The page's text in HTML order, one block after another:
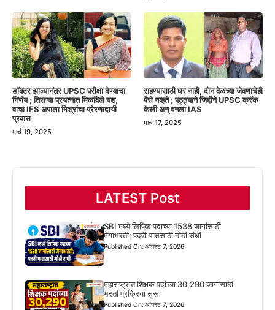
डॉक्टर झाल्यानंतर UPSC परीक्षा देण्याचा
निर्णय ; तिसऱ्या प्रयत्नात मिळविले यश,
वाचा IFS अपाला मिश्रांचा प्रेरणादायी
प्रवास
मार्च 19, 2025
राहण्यासाठी घर नाही, दोन वेळच्या जेवणाचेही
पैसे नव्हते ; पठ्ठ्याने जिद्दीने UPSC क्रॅक
केली अन् बनला IAS
मार्च 17, 2025
LATEST Post
SBI मध्ये लिपिक पदाच्या 1538 जागांसाठी
मेगाभरती; पदवी पाससाठी मोठी संधी
Published On: ऑगस्ट 7, 2026
महाराष्ट्रात शिक्षक पदांच्या 30,290 जागांसाठी
भरती प्रक्रिया सुरू
Published On: ऑगस्ट 7, 2026